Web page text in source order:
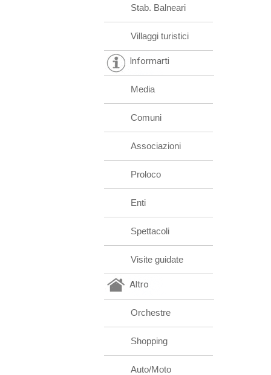
Stab. Balneari
Villaggi turistici
Informarti
Media
Comuni
Associazioni
Proloco
Enti
Spettacoli
Visite guidate
Altro
Orchestre
Shopping
Auto/Moto